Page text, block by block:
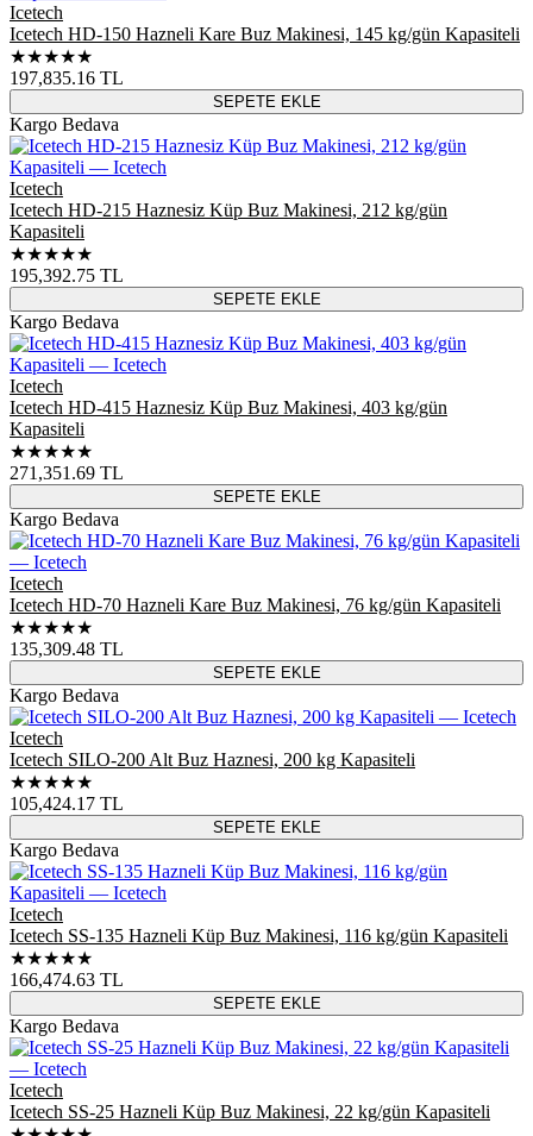
Icetech
Icetech HD-150 Hazneli Kare Buz Makinesi, 145 kg/gün Kapasiteli
★★★★★
197,835.16 TL
SEPETE EKLE
Kargo Bedava
Icetech
Icetech HD-215 Haznesiz Küp Buz Makinesi, 212 kg/gün
Kapasiteli
★★★★★
195,392.75 TL
SEPETE EKLE
Kargo Bedava
Icetech
Icetech HD-415 Haznesiz Küp Buz Makinesi, 403 kg/gün
Kapasiteli
★★★★★
271,351.69 TL
SEPETE EKLE
Kargo Bedava
Icetech
Icetech HD-70 Hazneli Kare Buz Makinesi, 76 kg/gün Kapasiteli
★★★★★
135,309.48 TL
SEPETE EKLE
Kargo Bedava
Icetech
Icetech SILO-200 Alt Buz Haznesi, 200 kg Kapasiteli
★★★★★
105,424.17 TL
SEPETE EKLE
Kargo Bedava
Icetech
Icetech SS-135 Hazneli Küp Buz Makinesi, 116 kg/gün Kapasiteli
★★★★★
166,474.63 TL
SEPETE EKLE
Kargo Bedava
Icetech
Icetech SS-25 Hazneli Küp Buz Makinesi, 22 kg/gün Kapasiteli